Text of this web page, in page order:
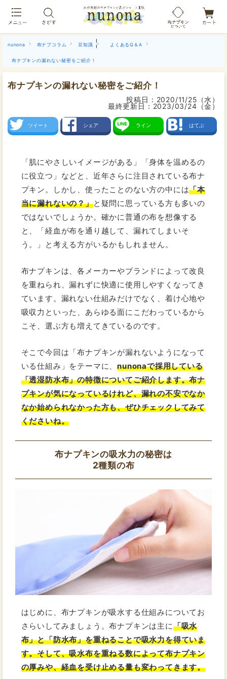
nunona 布ナプコラム 豆知識 | よくあるQ＆A
布ナプキンの漏れない秘密をご紹介！
布ナプキンの漏れない秘密をご紹介！
投稿日： 2020/11/25（水）
最終更新日： 2023/03/24（金）
ツイート シェア ライン はてぶ
「肌にやさしいイメージがある」「身体を温めるの
に役立つ」などと、近年さらに注目されている布ナ
プキン。しかし、使ったことのない方の中には「本
当に漏れないの？」と疑問に思っている方も多いの
ではないでしょうか。確かに普通の布を想像する
と、「経血が布を通り越して、漏れてしまいそ
う。」と考える方がいるかもしれません。
布ナプキンは、各メーカーやブランドによって改良
を重ねられ、漏れずに快適に使用しやすくなってき
ています。漏れない仕組みだけでなく、着け心地や
吸収力といった、あらゆる面にこだわっているから
こそ、選ぶ方も増えてきているのです。
そこで今回は「布ナプキンが漏れないようになって
いる仕組み」をテーマに、nunonaで採用している
「透湿防水布」の特徴についてご紹介します。布ナ
プキンが気になっているけれど、漏れの不安でなか
なか始められなかった方も、ぜひチェックしてみて
くださいね。
布ナプキンの吸水力の秘密は
2種類の布
はじめに、布ナプキンが吸水する仕組みについてお
さらいしてみましょう。布ナプキンは主に「吸水
布」と「防水布」を重ねることで吸水力を得ていま
す。そして、吸水布を重ねる数によって布ナプキン
の厚みや、経血を受け止める量も変わってきます。